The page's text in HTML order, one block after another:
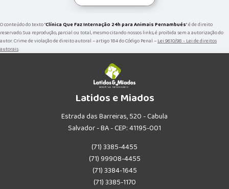
O conteúdo do texto "Clínica Que Faz Internação 24h para Animais Pernambués" é de direito
reservado. Sua reprodução, parcial ou total, mesmo citando nossos links, é proibida sem a autorização do
autor. Crime de violação de direito autoral – artigo 184 do Código Penal –Lei 9610/98 - Lei de direitos
autorais.
Latidos e Miados
Estrada das Barreiras, 520 - Cabula
Salvador - BA - CEP: 41195-001
(71) 3385-4455
(71) 99908-4455
(71) 3384-1645
(71) 3385-1170